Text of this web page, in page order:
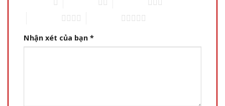
Nhận xét của bạn *